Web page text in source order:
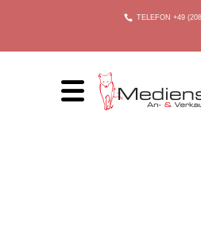
TELEFON +49